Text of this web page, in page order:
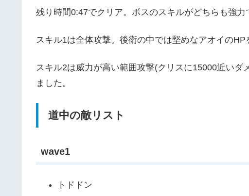
残り時間0:47でクリア。ボスのスキルがどちらも強力
スキル1は全体攻撃。後衛の中では堅めなアオイのHP
スキル2は威力が高い範囲攻撃(クリスに15000近いダ
ました。
道中の敵リスト
wave1
トドドン